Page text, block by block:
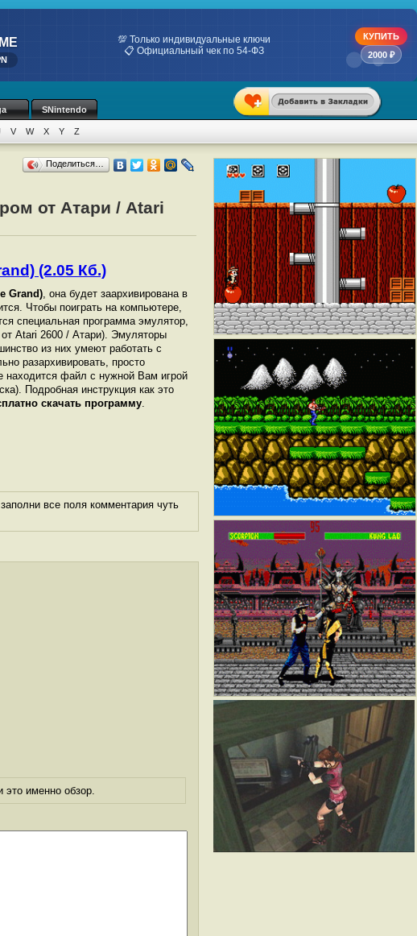
💯 Только индивидуальные ключи
📋 Официальный чек по 54-ФЗ
КУПИТЬ
2000 ₽
SNintendo
V W X Y Z
Поделиться…
от Атари / Atari
(2.05 Кб.)
Grand), она будет заархивирована в
Чтобы поиграть на компьютере,
специальная программа эмулятор,
от Atari 2600 / Атари). Эмуляторы
из них умеют работать с
разархивировать, просто
находится файл с нужной Вам игрой
Подробная инструкция как это
скачать программу.
все поля комментария чуть
это именно обзор.